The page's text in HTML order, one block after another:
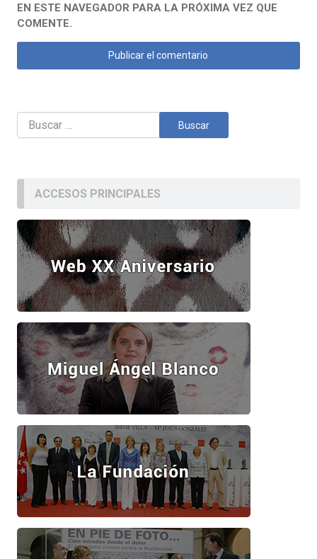
EN ESTE NAVEGADOR PARA LA PRÓXIMA VEZ QUE
COMENTE.
Buscar:
ACCESOS PRINCIPALES